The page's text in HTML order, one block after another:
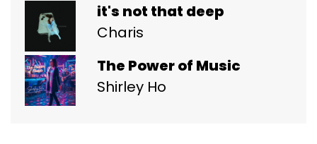
it's not that deep
Charis
The Power of Music
Shirley Ho